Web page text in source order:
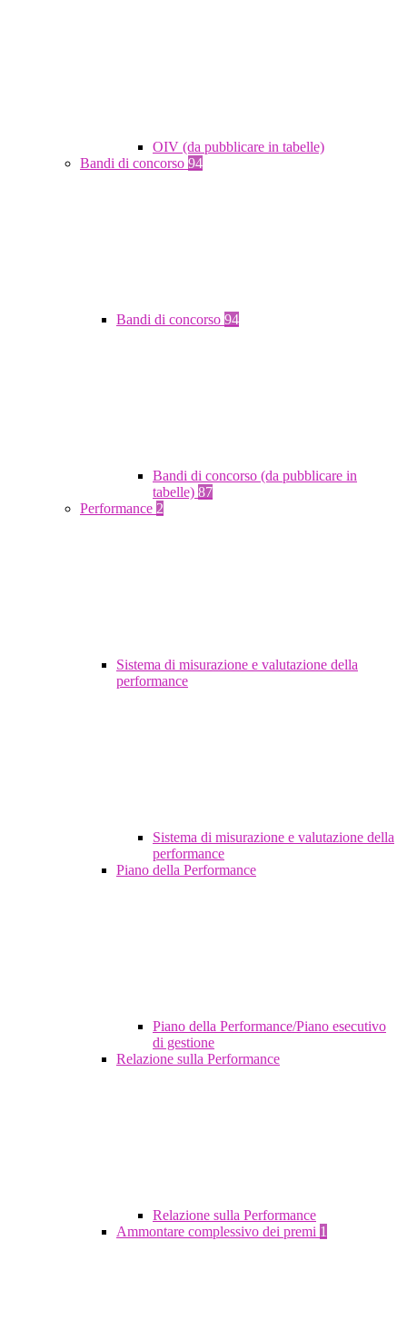
OIV (da pubblicare in tabelle)
Bandi di concorso 94
Bandi di concorso 94
Bandi di concorso (da pubblicare in
tabelle) 87
Performance 2
Sistema di misurazione e valutazione della
performance
Sistema di misurazione e valutazione della
performance
Piano della Performance
Piano della Performance/Piano esecutivo
di gestione
Relazione sulla Performance
Relazione sulla Performance
Ammontare complessivo dei premi 1